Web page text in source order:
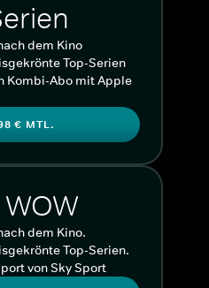
dem Kino
Top-Serien
Kombi-Abo mit Apple
€ MTL.
dem Kino.
Top-Serien.
von Sky Sport